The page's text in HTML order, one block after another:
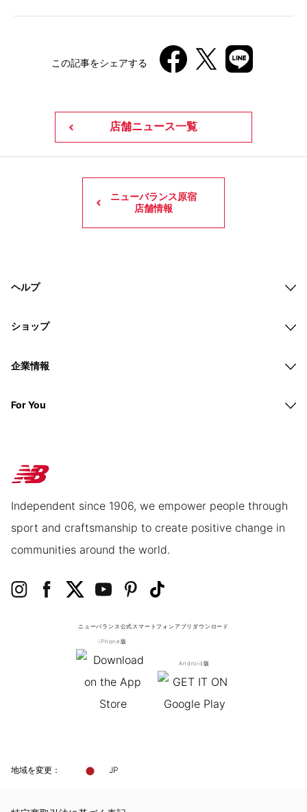
この記事をシェアする
店舗ニュース一覧
ニューバランス原宿
店舗情報
ヘルプ
ショップ
企業情報
For You
Independent since 1906, we empower people through
sport and craftsmanship to create positive change in
communities around the world.
ニューバランス公式スマートフォンアプリ ダウンロード
iPhone版
Android版
地域を変更： JP